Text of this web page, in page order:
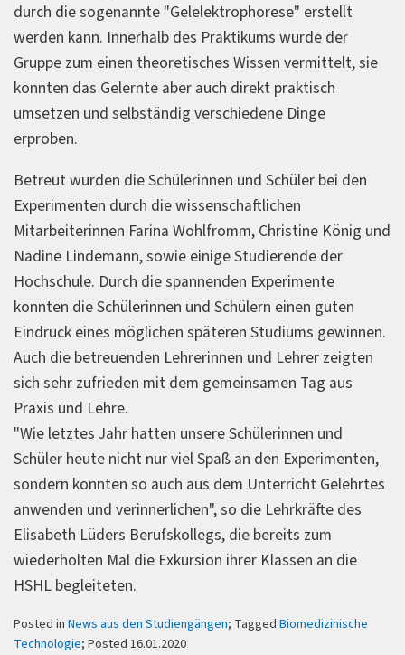
durch die sogenannte "Gelelektrophorese" erstellt
werden kann. Innerhalb des Praktikums wurde der
Gruppe zum einen theoretisches Wissen vermittelt, sie
konnten das Gelernte aber auch direkt praktisch
umsetzen und selbständig verschiedene Dinge
erproben.
Betreut wurden die Schülerinnen und Schüler bei den
Experimenten durch die wissenschaftlichen
Mitarbeiterinnen Farina Wohlfromm, Christine König und
Nadine Lindemann, sowie einige Studierende der
Hochschule. Durch die spannenden Experimente
konnten die Schülerinnen und Schülern einen guten
Eindruck eines möglichen späteren Studiums gewinnen.
Auch die betreuenden Lehrerinnen und Lehrer zeigten
sich sehr zufrieden mit dem gemeinsamen Tag aus
Praxis und Lehre.
"Wie letztes Jahr hatten unsere Schülerinnen und
Schüler heute nicht nur viel Spaß an den Experimenten,
sondern konnten so auch aus dem Unterricht Gelehrtes
anwenden und verinnerlichen", so die Lehrkräfte des
Elisabeth Lüders Berufskollegs, die bereits zum
wiederholten Mal die Exkursion ihrer Klassen an die
HSHL begleiteten.
Posted in News aus den Studiengängen; Tagged Biomedizinische
Technologie; Posted 16.01.2020